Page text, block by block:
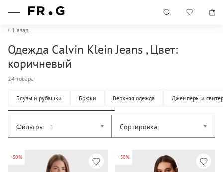
Назад
Одежда Calvin Klein Jeans , Цвет:
коричневый
24 товара
Блузы и рубашки Брюки Верхняя одежда Джемперы и
Фильтры 3 Сортировка
-50% -50%